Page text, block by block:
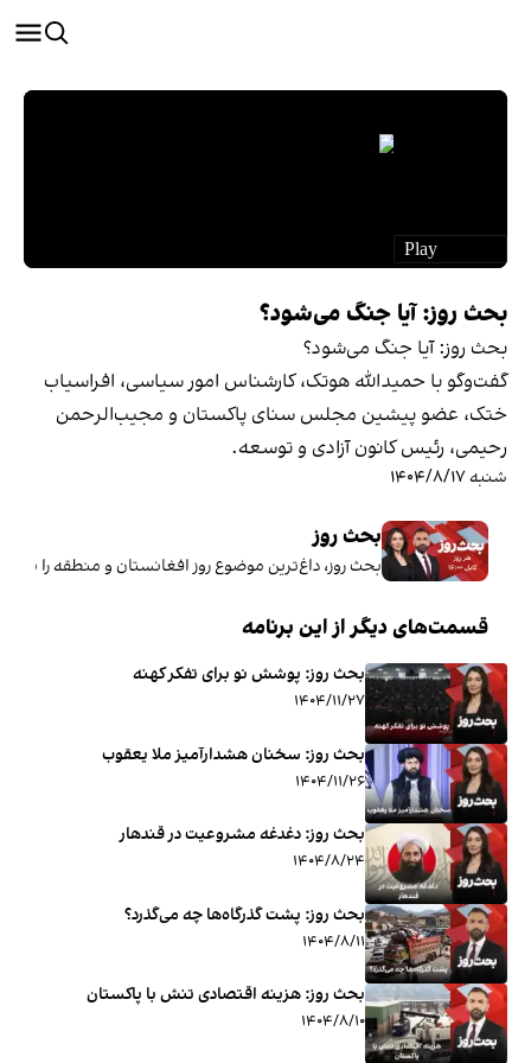
بحث روز: آیا جنگ می‌شود؟
بحث روز: آیا جنگ می‌شود؟
گفت‌وگو با حمیدالله هوتک، کارشناس امور سیاسی، افراسیاب
ختک، عضو پیشین مجلس سنای پاکستان و مجیب‌الرحمن
رحیمی، رئیس کانون آزادی و توسعه.
شنبه ۱۴۰۴/۸/۱۷
بحث روز
بحث روز، داغ‌ترین موضوع روز افغانستان و منطقه را با کارشناسان
قسمت‌های دیگر از این برنامه
بحث روز: پوشش نو برای تفکر کهنه
۱۴۰۴/۱۱/۲۷
بحث روز: سخنان هشدارآمیز ملا یعقوب
۱۴۰۴/۱۱/۲۶
بحث روز: دغدغه مشروعیت در قندهار
۱۴۰۴/۸/۲۴
بحث روز: پشت گذرگاه‌ها چه می‌گذرد؟
۱۴۰۴/۸/۱۱
بحث روز: هزینه اقتصادی تنش با پاکستان
۱۴۰۴/۸/۱۰